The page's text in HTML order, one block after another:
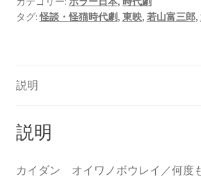
タグ:怪談・怪猫時代劇, 東映, 若山富三郎,
説明
説明
カイダン オイワノボウレイ／何度